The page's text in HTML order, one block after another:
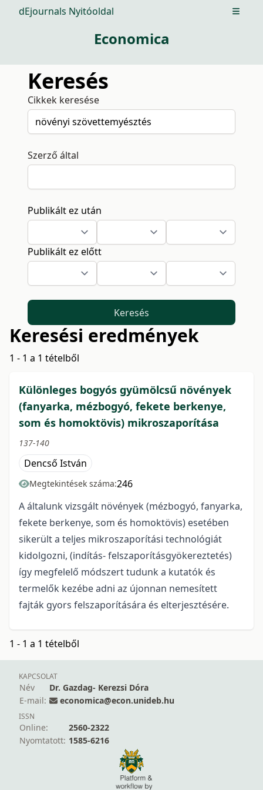
dEjournals Nyitóoldal Open
Economica
Keresés
Cikkek keresése
Szerző által
Publikált ez után
Publikált ez előtt
Keresés
Keresési eredmények
1 - 1 a 1 tételből
Különleges bogyós gyümölcsű növények
(fanyarka, mézbogyó, fekete berkenye,
som és homoktövis) mikroszaporítása
137-140
Dencső István
Megtekintések száma:246
A általunk vizsgált növények (mézbogyó, fanyarka,
fekete berkenye, som és homoktövis) esetében
sikerült a teljes mikroszaporítási technológiát
kidolgozni, (indítás- felszaporításgyökereztetés)
így megfelelő módszert tudunk a kutatók és
termelők kezébe adni az újonnan nemesített
fajták gyors felszaporítására és elterjesztésére.
1 - 1 a 1 tételből
KAPCSOLAT
Név
Dr. Gazdag- Kerezsi Dóra
E-mail:
economica@econ.unideb.hu
ISSN
Online:
2560-2322
Nyomtatott: 1585-6216